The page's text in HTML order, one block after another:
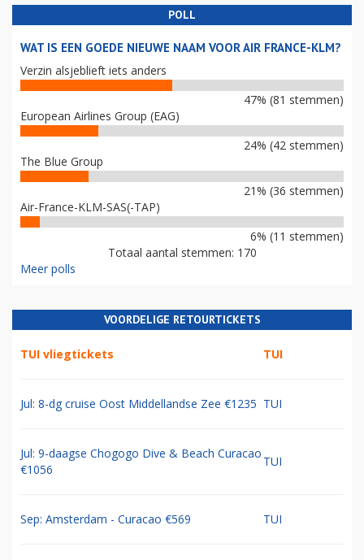
POLL
WAT IS EEN GOEDE NIEUWE NAAM VOOR AIR FRANCE-KLM?
Verzin alsjeblieft iets anders
47% (81 stemmen)
European Airlines Group (EAG)
24% (42 stemmen)
The Blue Group
21% (36 stemmen)
Air-France-KLM-SAS(-TAP)
6% (11 stemmen)
Totaal aantal stemmen: 170
Meer polls
VOORDELIGE RETOURTICKETS
TUI vliegtickets TUI
Jul: 8-dg cruise Oost Middellandse Zee €1235 TUI
Jul: 9-daagse Chogogo Dive & Beach Curacao
€1056
TUI
Sep: Amsterdam - Curacao €569 TUI